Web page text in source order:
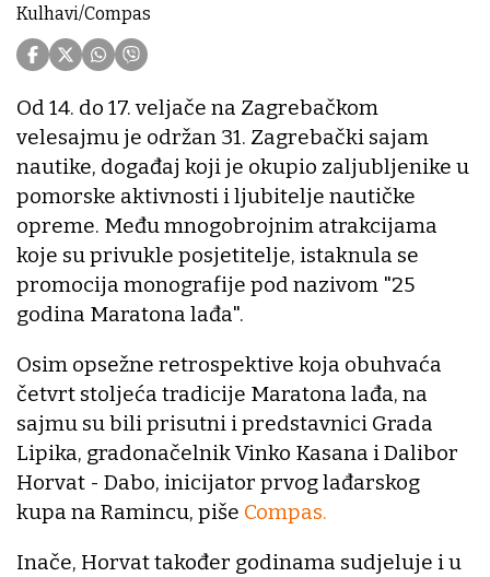
Kulhavi/Compas
Od 14. do 17. veljače na Zagrebačkom
velesajmu je održan 31. Zagrebački sajam
nautike, događaj koji je okupio zaljubljenike u
pomorske aktivnosti i ljubitelje nautičke
opreme. Među mnogobrojnim atrakcijama
koje su privukle posjetitelje, istaknula se
promocija monografije pod nazivom "25
godina Maratona lađa".
Osim opsežne retrospektive koja obuhvaća
četvrt stoljeća tradicije Maratona lađa, na
sajmu su bili prisutni i predstavnici Grada
Lipika, gradonačelnik Vinko Kasana i Dalibor
Horvat - Dabo, inicijator prvog lađarskog
kupa na Ramincu, piše Compas.
Inače, Horvat također godinama sudjeluje i u